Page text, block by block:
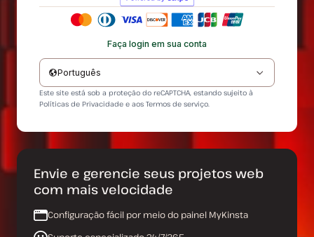
Faça login em sua conta
Português
Este site está sob a proteção do reCAPTCHA, estando sujeito à
Políticas de Privacidade e aos Termos de serviço.
Envie e gerencie seus projetos web
com mais velocidade
Configuração fácil por meio do painel MyKinsta